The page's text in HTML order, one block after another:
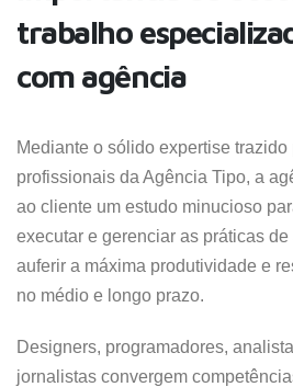
trabalho
com agência
Mediante o sólido expertise
profissionais da Agência Tipo, a
ao cliente um estudo minucioso
executar e gerenciar as práticas de
auferir a máxima produtividade e
no médio e longo prazo.
Designers, programadores,
jornalistas convergem